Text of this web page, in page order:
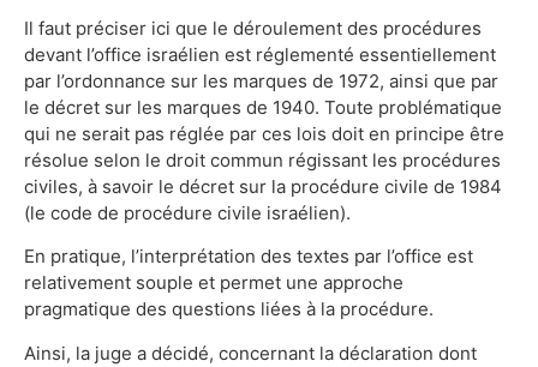
Il faut préciser ici que le déroulement des procédures
devant l’office israélien est réglementé essentiellement
par l’ordonnance sur les marques de 1972, ainsi que par
le décret sur les marques de 1940. Toute problématique
qui ne serait pas réglée par ces lois doit en principe être
résolue selon le droit commun régissant les procédures
civiles, à savoir le décret sur la procédure civile de 1984
(le code de procédure civile israélien).
En pratique, l’interprétation des textes par l’office est
relativement souple et permet une approche
pragmatique des questions liées à la procédure.
Ainsi, la juge a décidé, concernant la déclaration dont